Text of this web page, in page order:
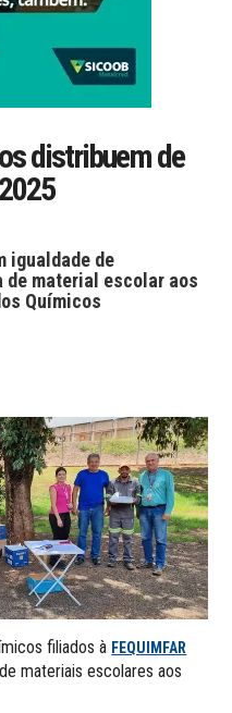
distribuem de
igualdade de
de material escolar aos
Químicos
filiados à FEQUIMFAR
materiais escolares aos